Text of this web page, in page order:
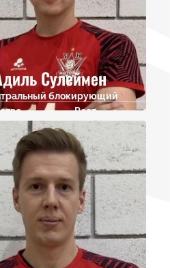
Сулеймен
блокирующий
Рост
200